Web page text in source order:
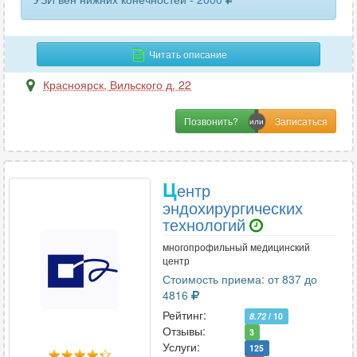
сосудов шеи 13
средостения 1
3
толстого кишечника
шейного отдела позвоночника
эластография печени
эластография щитовидной железы
Читать описание
Красноярск, Вильского д. 22
Позвонить?
Центр
эндохирургических
технологий
многопрофильный медицинский
центр
Стоимость приема: от 837 до
4816
Рейтинг:
8.72 / 10
Отзывы: 3
Услуги: 125